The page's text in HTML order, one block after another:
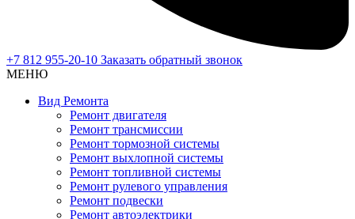
+7 812 955-20-10 Заказать обратный звонок
МЕНЮ
Вид Ремонта
Ремонт двигателя
Ремонт трансмиссии
Ремонт тормозной системы
Ремонт выхлопной системы
Ремонт топливной системы
Ремонт рулевого управления
Ремонт подвески
Ремонт автоэлектрики